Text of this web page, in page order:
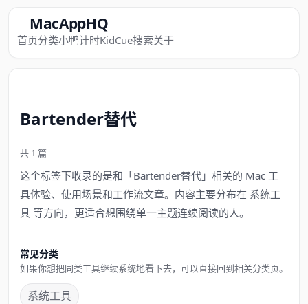
MacAppHQ
首页分类小鸭计时KidCue搜索关于
Bartender替代
共 1 篇
这个标签下收录的是和「Bartender替代」相关的 Mac 工
具体验、使用场景和工作流文章。内容主要分布在 系统工
具 等方向，更适合想围绕单一主题连续阅读的人。
常见分类
如果你想把同类工具继续系统地看下去，可以直接回到相关分类页。
系统工具